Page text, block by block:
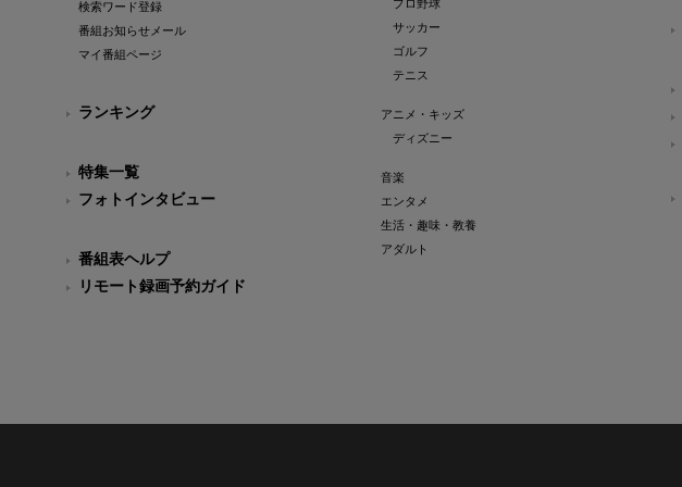
検索ワード登録
番組お知らせメール
マイ番組ページ
ランキング
特集一覧
フォトインタビュー
番組表ヘルプ
リモート録画予約ガイド
プロ野球
サッカー
ゴルフ
テニス
アニメ・キッズ
ディズニー
音楽
エンタメ
生活・趣味・教養
アダルト